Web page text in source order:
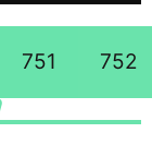
751 752